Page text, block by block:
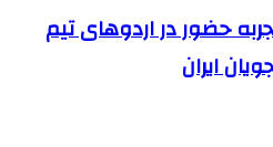
حضور در اردوهای تیم
ایران